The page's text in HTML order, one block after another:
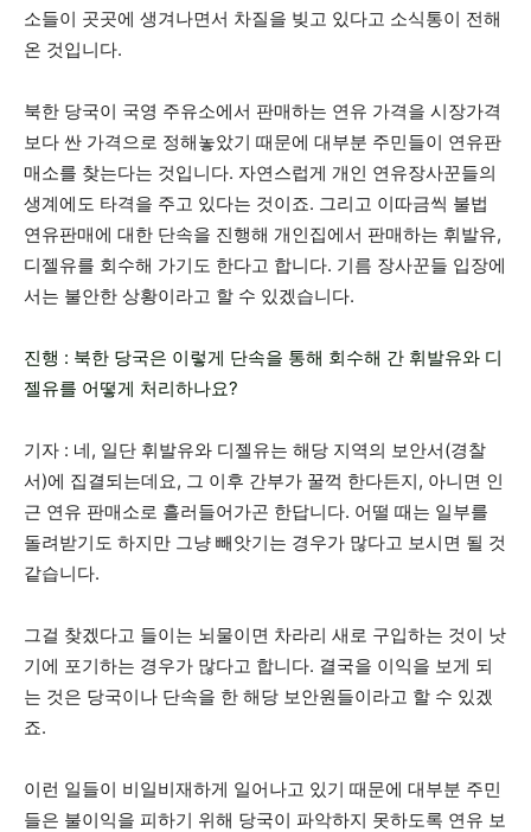
소들이 곳곳에 생겨나면서 차질을 빚고 있다고 소식통이 전해
온 것입니다.
북한 당국이 국영 주유소에서 판매하는 연유 가격을 시장가격
보다 싼 가격으로 정해놓았기 때문에 대부분 주민들이 연유판
매소를 찾는다는 것입니다. 자연스럽게 개인 연유장사꾼들의
생계에도 타격을 주고 있다는 것이죠. 그리고 이따금씩 불법
연유판매에 대한 단속을 진행해 개인집에서 판매하는 휘발유,
디젤유를 회수해 가기도 한다고 합니다. 기름 장사꾼들 입장에
서는 불안한 상황이라고 할 수 있겠습니다.
진행 : 북한 당국은 이렇게 단속을 통해 회수해 간 휘발유와 디
젤유를 어떻게 처리하나요?
기자 : 네, 일단 휘발유와 디젤유는 해당 지역의 보안서(경찰
서)에 집결되는데요, 그 이후 간부가 꿀꺽 한다든지, 아니면 인
근 연유 판매소로 흘러들어가곤 한답니다. 어떨 때는 일부를
돌려받기도 하지만 그냥 빼앗기는 경우가 많다고 보시면 될 것
같습니다.
그걸 찾겠다고 들이는 뇌물이면 차라리 새로 구입하는 것이 낫
기에 포기하는 경우가 많다고 합니다. 결국을 이익을 보게 되
는 것은 당국이나 단속을 한 해당 보안원들이라고 할 수 있겠
죠.
이런 일들이 비일비재하게 일어나고 있기 때문에 대부분 주민
들은 불이익을 피하기 위해 당국이 파악하지 못하도록 연유 보